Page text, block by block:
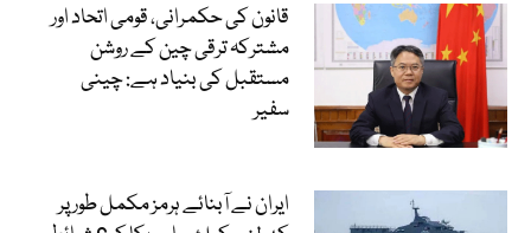
قانون کی حکمرانی، قومی اتحاد اور
مشترکہ ترقی چین کے روشن
مستقبل کی بنیاد ہے: چینی
سفیر
ایران نے آبنائے ہرمز مکمل طور پر